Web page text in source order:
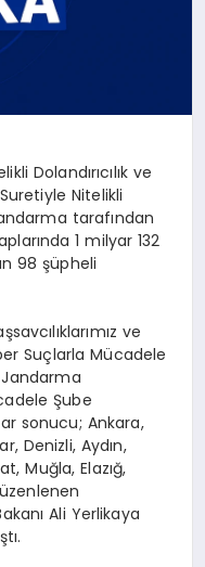
Dolandırıcılık ve
Nitelikli
tarafından
1 milyar 132
98 şüpheli
ve
Suçlarla Mücadele
Jandarma
Şube
sonucu; Ankara,
Denizli, Aydın,
Muğla, Elazığ,
Ali Yerlikaya